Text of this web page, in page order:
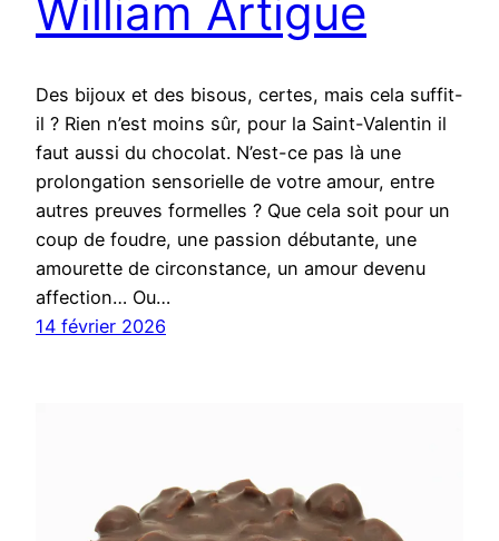
William Artigue
Des bijoux et des bisous, certes, mais cela suffit-
il ? Rien n’est moins sûr, pour la Saint-Valentin il
faut aussi du chocolat. N’est-ce pas là une
prolongation sensorielle de votre amour, entre
autres preuves formelles ? Que cela soit pour un
coup de foudre, une passion débutante, une
amourette de circonstance, un amour devenu
affection… Ou…
14 février 2026